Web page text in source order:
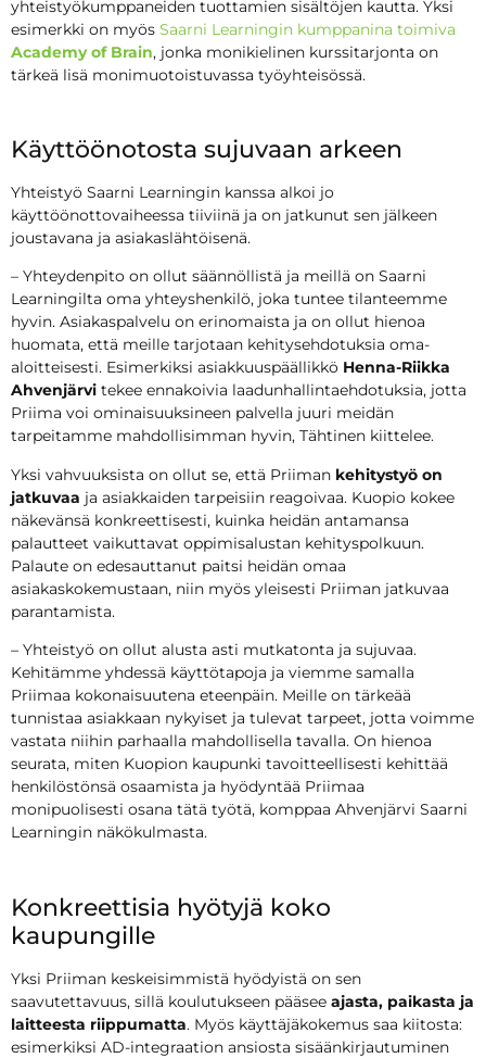
yhteistyökumppaneiden tuottamien sisältöjen kautta. Yksi
esimerkki on myös Saarni Learningin kumppanina toimiva
Academy of Brain, jonka monikielinen kurssitarjonta on
tärkeä lisä monimuotoistuvassa työyhteisössä.
Käyttöönotosta sujuvaan arkeen
Yhteistyö Saarni Learningin kanssa alkoi jo
käyttöönottovaiheessa tiiviinä ja on jatkunut sen jälkeen
joustavana ja asiakaslähtöisenä.
– Yhteydenpito on ollut säännöllistä ja meillä on Saarni
Learningilta oma yhteyshenkilö, joka tuntee tilanteemme
hyvin. Asiakaspalvelu on erinomaista ja on ollut hienoa
huomata, että meille tarjotaan kehitysehdotuksia oma-
aloitteisesti. Esimerkiksi asiakkuuspäällikkö Henna-Riikka
Ahvenjärvi tekee ennakoivia laadunhallintaehdotuksia, jotta
Priima voi ominaisuuksineen palvella juuri meidän
tarpeitamme mahdollisimman hyvin, Tähtinen kiittelee.
Yksi vahvuuksista on ollut se, että Priiman kehitystyö on
jatkuvaa ja asiakkaiden tarpeisiin reagoivaa. Kuopio kokee
näkevänsä konkreettisesti, kuinka heidän antamansa
palautteet vaikuttavat oppimisalustan kehityspolkuun.
Palaute on edesauttanut paitsi heidän omaa
asiakaskokemustaan, niin myös yleisesti Priiman jatkuvaa
parantamista.
– Yhteistyö on ollut alusta asti mutkatonta ja sujuvaa.
Kehitämme yhdessä käyttötapoja ja viemme samalla
Priimaa kokonaisuutena eteenpäin. Meille on tärkeää
tunnistaa asiakkaan nykyiset ja tulevat tarpeet, jotta voimme
vastata niihin parhaalla mahdollisella tavalla. On hienoa
seurata, miten Kuopion kaupunki tavoitteellisesti kehittää
henkilöstönsä osaamista ja hyödyntää Priimaa
monipuolisesti osana tätä työtä, komppaa Ahvenjärvi Saarni
Learningin näkökulmasta.
Konkreettisia hyötyjä koko
kaupungille
Yksi Priiman keskeisimmistä hyödyistä on sen
saavutettavuus, sillä koulutukseen pääsee ajasta, paikasta ja
laitteesta riippumatta. Myös käyttäjäkokemus saa kiitosta:
esimerkiksi AD-integraation ansiosta sisäänkirjautuminen